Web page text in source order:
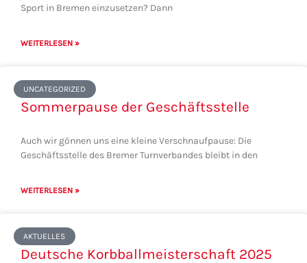
Sport in Bremen einzusetzen? Dann
WEITERLESEN »
UNCATEGORIZED
Sommerpause der Geschäftsstelle
Auch wir gönnen uns eine kleine Verschnaufpause: Die
Geschäftsstelle des Bremer Turnverbandes bleibt in den
WEITERLESEN »
AKTUELLES
Deutsche Korbballmeisterschaft 2025